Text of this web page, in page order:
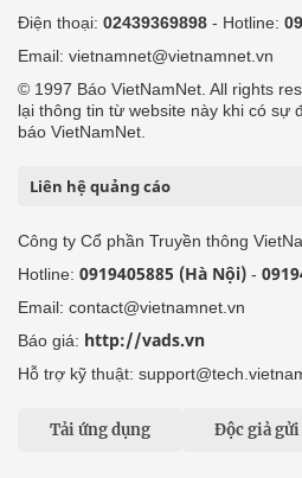
Điện thoại: 02439369898 - Hotline:
Email: vietnamnet@vietnamnet.vn
© 1997 Báo VietNamNet. All rights
lại thông tin từ website này khi có sự
báo VietNamNet.
Liên hệ quảng cáo
Công ty Cổ phần Truyền thông
Hotline: 0919405885 (Hà Nội) -
Email: contact@vietnamnet.vn
Báo giá: http://vads.vn
Hỗ trợ kỹ thuật:
Tải ứng dụng Độc giả gửi